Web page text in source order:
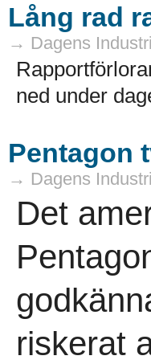
Lång rad
→ Dagens
ned under
Pentagon
→ Dagens
Det
riskerat